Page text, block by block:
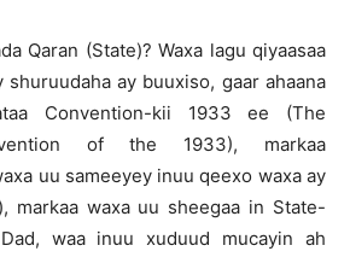
Qaran (State)? Waxa lagu qiyaasaa
shuruudaha ay buuxiso, gaar ahaana
Convention-kii 1933 ee (The
of the 1933), markaa
uu sameeyey inuu qeexo waxa ay
markaa waxa uu sheegaa in State-
waa inuu xuduud mucayin ah